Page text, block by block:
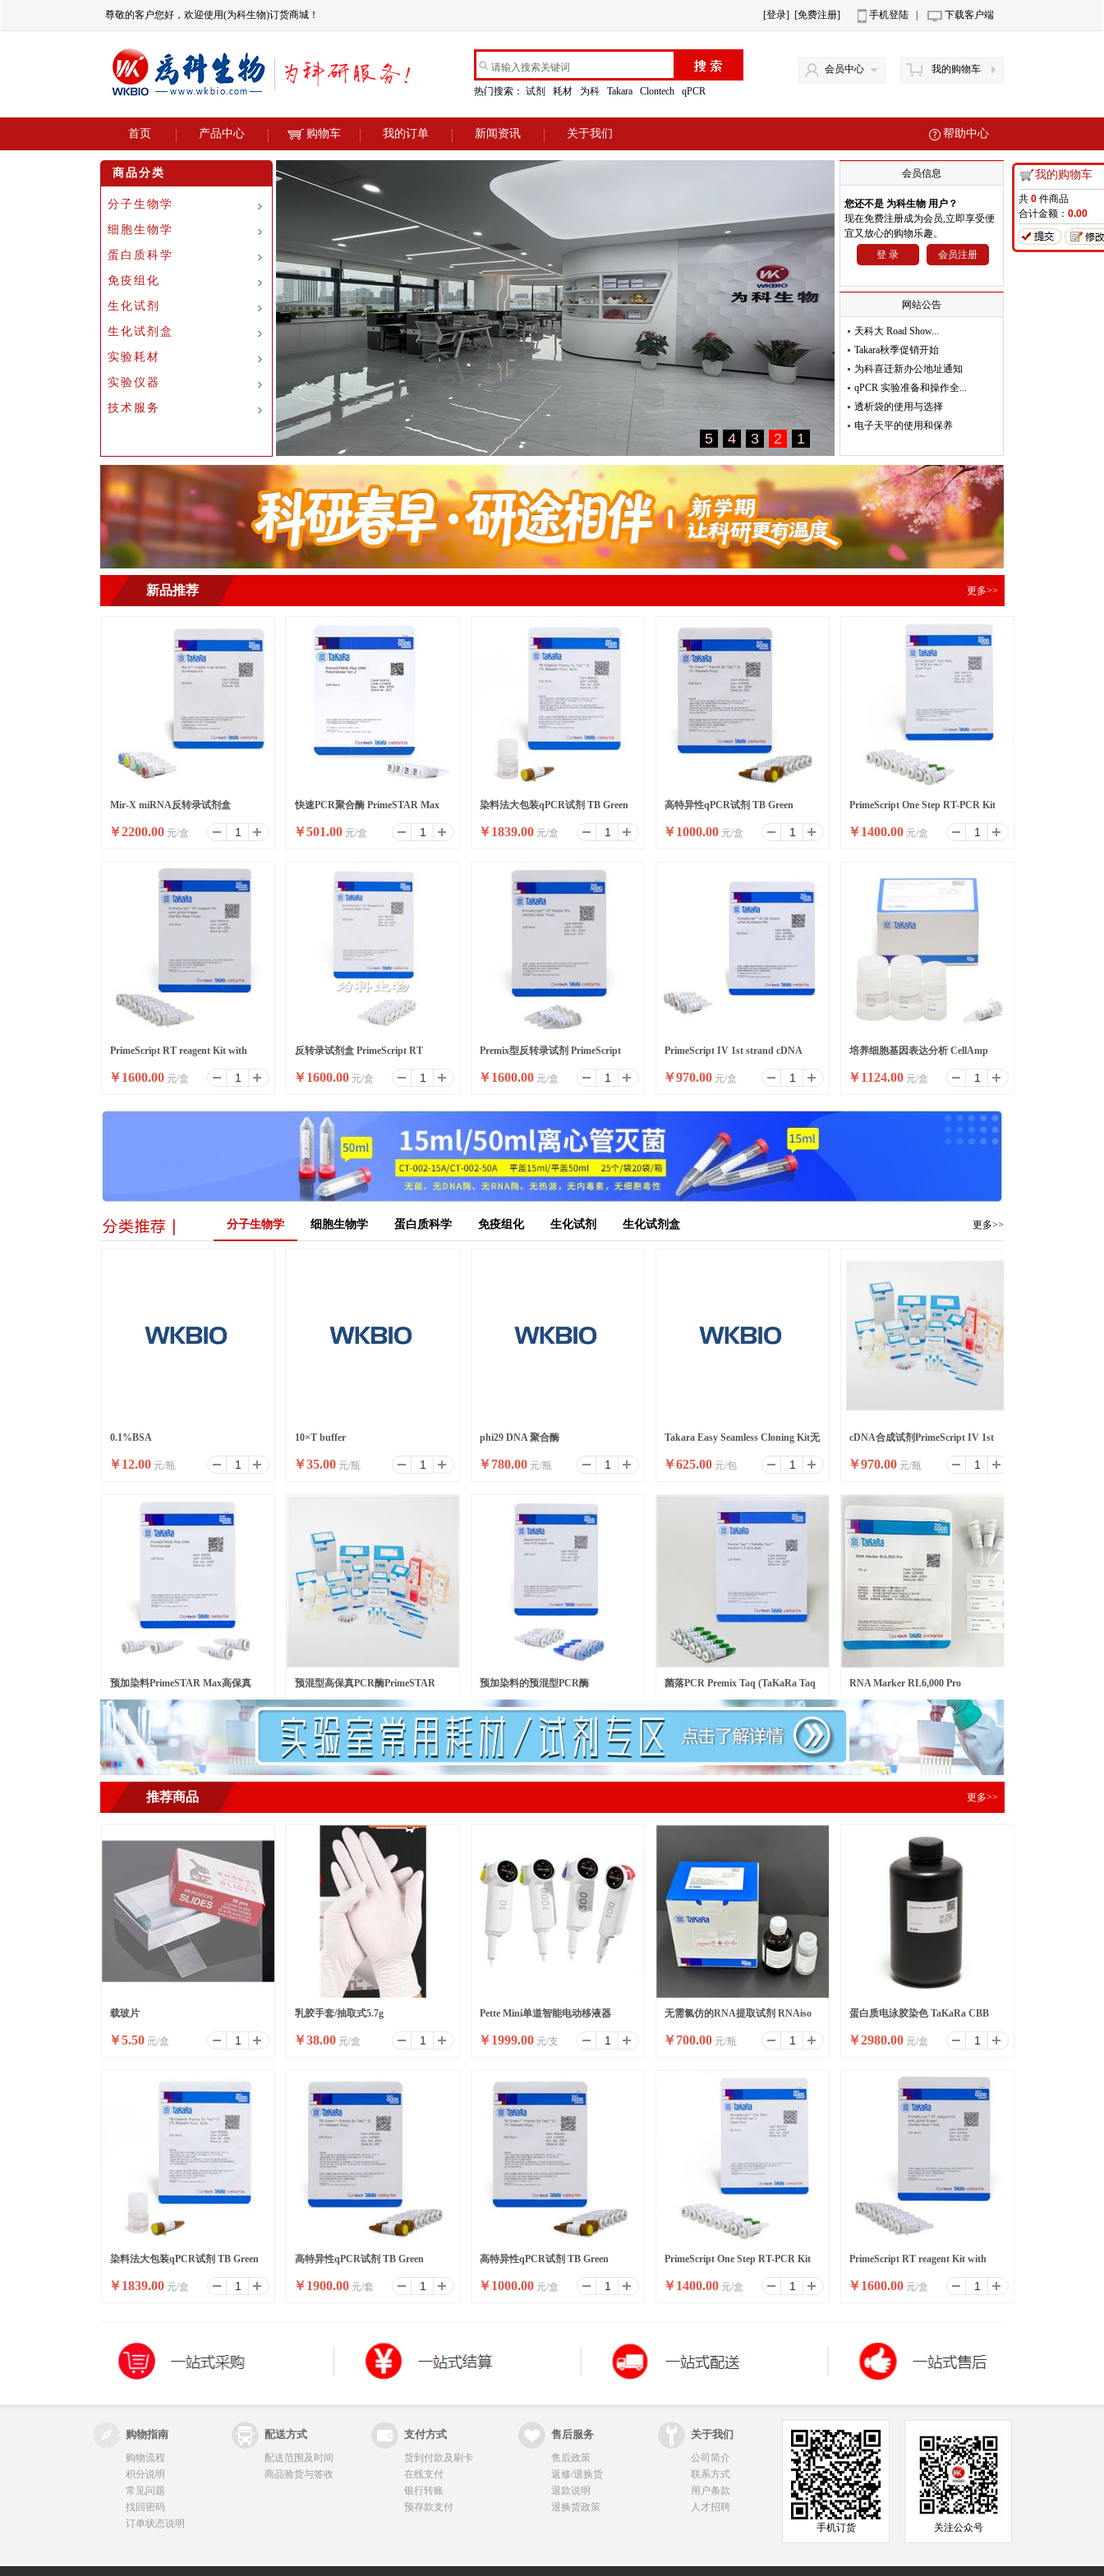
尊敬的客户您好，欢迎使用(为科生物)订货商城！ [登录] [免费注册] 手机登陆 下载客户端
热门搜索： 试剂 耗材 为科 Takara Clontech qPCR
会员中心 我的购物车
首页 产品中心 购物车 我的订单 新闻资讯 关于我们 帮助中心
商品分类
分子生物学
细胞生物学
蛋白质科学
免疫组化
生化试剂
生化试剂盒
实验耗材
实验仪器
技术服务
会员信息
您还不是 为科生物 用户？
现在免费注册成为会员,立即享受便
宜又放心的购物乐趣。
登 录
会员注册
网站公告
天科大 Road Show...
Takara秋季促销开始
为科喜迁新办公地址通知
qPCR 实验准备和操作全...
透析袋的使用与选择
电子天平的使用和保养
新品推荐 更多>>
Mir-X miRNA反转录试剂盒
￥2200.00 元/盒
快速PCR聚合酶 PrimeSTAR Max
DNA Polymerase Ver.2
￥501.00 元/盒
染料法大包装qPCR试剂 TB Green
Premix Ex Taq II ,Bulk
￥1839.00 元/盒
高特异性qPCR试剂 TB Green
Premix Ex Taq II
￥1000.00 元/盒
PrimeScript One Step RT-PCR Kit
Ver.2 (Dye Plus)
￥1400.00 元/盒
PrimeScript RT reagent Kit with
gDNA Eraser
￥1600.00 元/盒
反转录试剂盒 PrimeScript RT
reagent Kit
￥1600.00 元/盒
Premix型反转录试剂 PrimeScript
RT Master Mix
￥1600.00 元/盒
PrimeScript IV 1st strand cDNA
Synthesis Mix
￥970.00 元/盒
培养细胞基因表达分析 CellAmp
Direct RNA Prep Kit for RT-PCR
￥1124.00 元/盒
分子生物学 细胞生物学 蛋白质科学 免疫组化 生化试剂 生化试剂盒 更多>>
0.1%BSA
￥12.00 元/瓶
10×T buffer
￥35.00 元/瓶
phi29 DNA 聚合酶
￥780.00 元/瓶
Takara Easy Seamless Cloning Kit无
缝克隆
￥625.00 元/包
cDNA合成试剂PrimeScript IV 1st
strand cDNA Synthesis M
￥970.00 元/瓶
预加染料PrimeSTAR Max高保真
PCR酶 Ver.2
￥500.00 元/瓶
预混型高保真PCR酶PrimeSTAR
LongSeq DNA Polymerase
￥568.00元/包
预加染料的预混型PCR酶
SapphireAmp® Fast PCR Master
Mix
￥601.00元/瓶
菌落PCR Premix Taq (TaKaRa Taq
Version 2.0 plus dy
￥140.00元/包
RNA Marker RL6,000 Pro
￥597.00
推荐商品 更多>>
载玻片
￥5.50 元/盒
乳胶手套/抽取式5.7g
￥38.00 元/盒
Pette Mini单道智能电动移液器
￥1999.00 元/支
无需氯仿的RNA提取试剂 RNAiso
Easy
￥700.00 元/瓶
蛋白质电泳胶染色 TaKaRa CBB
Protein Safe Stain
￥2980.00 元/盒
染料法大包装qPCR试剂 TB Green
Premix Ex Taq II ,Bulk
￥1839.00 元/盒
高特异性qPCR试剂 TB Green
Premix Ex Taq II
￥1900.00 元/套
高特异性qPCR试剂 TB Green
Premix Ex Taq II
￥1000.00 元/盒
PrimeScript One Step RT-PCR Kit
Ver.2 (Dye Plus)
￥1400.00 元/盒
PrimeScript RT reagent Kit with
gDNA Eraser
￥1600.00 元/盒
我的购物车
共 0 件商品
合计金额： 0.00
购物指南 配送方式 支付方式 售后服务 关于我们
购物流程
积分说明
常见问题
找回密码
订单状态说明
配送范围及时间
商品验货与签收
货到付款及刷卡
在线支付
银行转账
预存款支付
售后政策
返修/退换货
退款说明
退换货政策
公司简介
联系方式
用户条款
人才招聘
手机订货
关注公众号